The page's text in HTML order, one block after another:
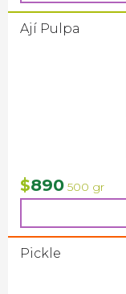
Ají Pulpa
$890 500 gr
Pickle